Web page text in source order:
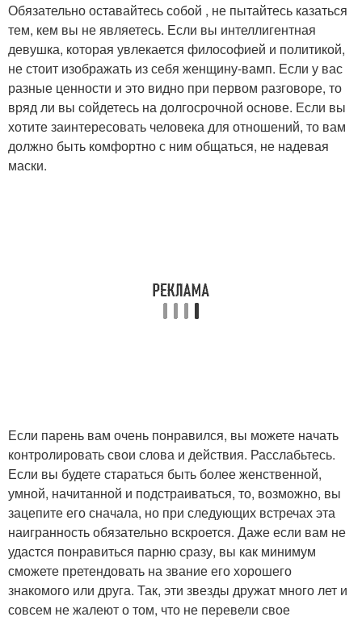
Обязательно оставайтесь собой , не пытайтесь казаться
тем, кем вы не являетесь. Если вы интеллигентная
девушка, которая увлекается философией и политикой,
не стоит изображать из себя женщину-вамп. Если у вас
разные ценности и это видно при первом разговоре, то
вряд ли вы сойдетесь на долгосрочной основе. Если вы
хотите заинтересовать человека для отношений, то вам
должно быть комфортно с ним общаться, не надевая
маски.
Если парень вам очень понравился, вы можете начать
контролировать свои слова и действия. Расслабьтесь.
Если вы будете стараться быть более женственной,
умной, начитанной и подстраиваться, то, возможно, вы
зацепите его сначала, но при следующих встречах эта
наигранность обязательно вскроется. Даже если вам не
удастся понравиться парню сразу, вы как минимум
сможете претендовать на звание его хорошего
знакомого или друга. Так, эти звезды дружат много лет и
совсем не жалеют о том, что не перевели свое